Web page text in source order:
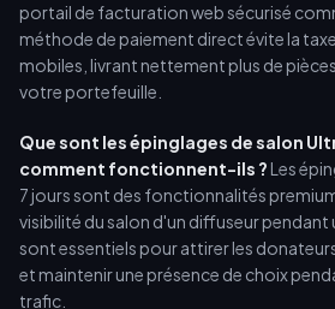
portail de facturation web sécurisé
méthode de paiement direct évite la
mobiles, livrant nettement plus de
votre portefeuille.
Que sont les épinglages de salon
comment fonctionnent-ils ?Les
7 jours sont des fonctionnalités
visibilité du salon d'un diffuseur pendant
sont essentiels pour attirer les
et maintenir une présence de choix
trafic.